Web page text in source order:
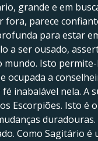
grande e em
fora, parece
para estar
a ser ousado,
Isto
ocupada a
inabalável nela. A
Escorpiões. Isto é
Como Sagitário é